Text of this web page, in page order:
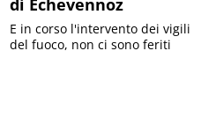
di Echevennoz
E in corso l'intervento dei vigili
del fuoco, non ci sono feriti